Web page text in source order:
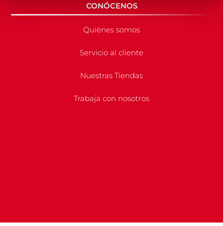
CONÓCENOS
Quiénes somos
Servicio al cliente
Nuestras Tiendas
Trabaja con nosotros